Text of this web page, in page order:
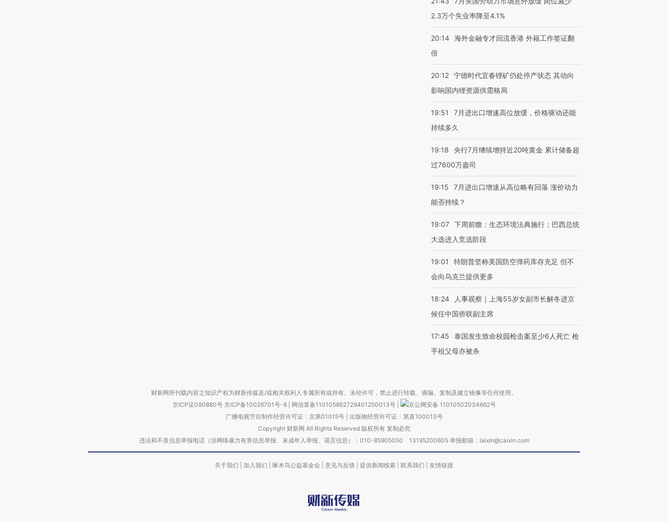
2.3万个失业率降至4.1%
20:14 海外金融专才回流香港 外籍工作签证翻
倍
20:12 宁德时代宜春锂矿仍处停产状态 其动向
影响国内锂资源供需格局
19:51
7月进出口增速高位放缓，价格驱动还能
持续多久
19:18
央行7月继续增持近20吨黄金 累计储备超
过7600万盎司
19:15
7月进出口增速从高位略有回落 涨价动力
能否持续？
19:07 下周前瞻：生态环境法典施行；巴西总统
大选进入竞选阶段
19:01
特朗普坚称美国防空弹药库存充足 但不
会向乌克兰提供更多
18:24
人事观察｜上海55岁女副市长解冬进京
候任中国侨联副主席
17:45
泰国发生致命校园枪击案至少6人死亡 枪
手祖父母亦被杀
财新网所刊载内容之知识产权为财新传媒及/或相关权利人专属所有或持有。未经许可，禁止进行转载、摘编、复制及建立镜像等任何使用。
京ICP证090880号 京ICP备10026701号-8 网信算备110105862729401250013号
京公网安备 11010502034662号
广播电视节目制作经营许可证：京第01015号| 出版物经营许可证：第直100013号
Copyright 财新网 All Rights Reserved 版权所有 复制必究
违法和不良信息举报电话（涉网络暴力有害信息举报、未成年人举报、谣言信息）：010-85905050 13195200605 举报邮箱：laixin@caixin.com
关于我们 加入我们 啄木鸟公益基金会 意见与反馈 提供新闻线索 联系我们 友情链接